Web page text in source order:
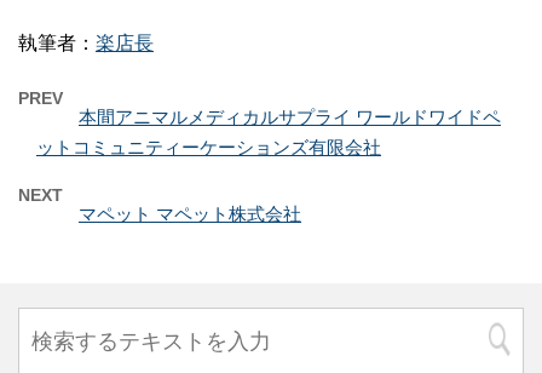
執筆者： 楽店長
PREV
本間アニマルメディカルサプライ ワールドワイドペ
ットコミュニティーケーションズ有限会社
NEXT
マペット マペット株式会社